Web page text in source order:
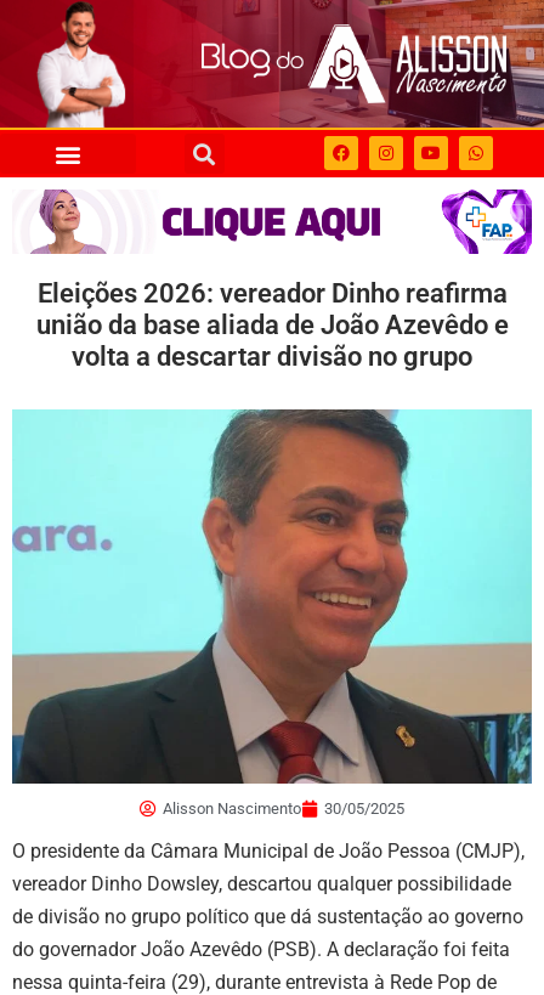
Eleições 2026: vereador Dinho reafirma
união da base aliada de João Azevêdo e
volta a descartar divisão no grupo
Alisson Nascimento 30/05/2025
O presidente da Câmara Municipal de João Pessoa (CMJP),
vereador Dinho Dowsley, descartou qualquer possibilidade
de divisão no grupo político que dá sustentação ao governo
do governador João Azevêdo (PSB). A declaração foi feita
nessa quinta-feira (29), durante entrevista à Rede Pop de